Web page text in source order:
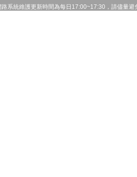
路系統維護更新時間為每日17:00~17:30，請儘量